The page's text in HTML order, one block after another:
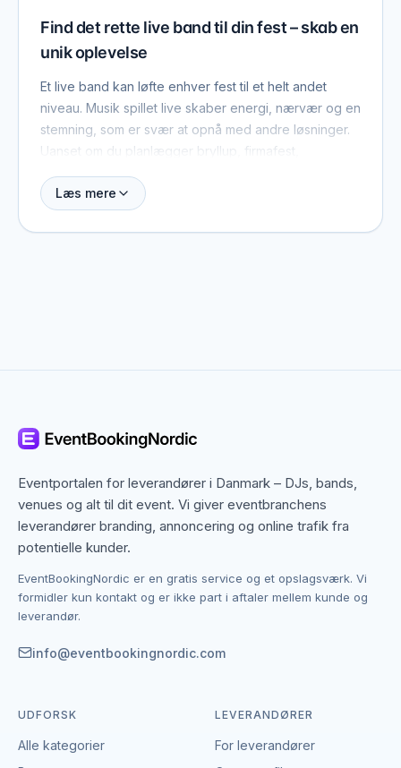
Find det rette live band til din fest – skab en
unik oplevelse
Et live band kan løfte enhver fest til et helt andet
niveau. Musik spillet live skaber energi, nærvær og en
stemning, som er svær at opnå med andre løsninger.
Uanset om du planlægger bryllup, firmafest,
band gøre forskellen på en god aften og en
uforglemmelig oplevelse.
Mange vælger et band, der kan spille både under
Et bryllupsband kan typisk tilpasse sig forskellige dele
af dagen og spille alt fra rolig baggrundsmusik til
dansegulvsvenlige hits. Det giver en
sammenhængende oplevelse, hvor musikken
understøtter hele dagen.
Live band til firmafest – professionel
underholdning
som ofte får flere på dansegulvet.
Læs mere
Eventportalen for leverandører i Danmark – DJs, bands,
venues og alt til dit event. Vi giver eventbranchens
leverandører branding, annoncering og online trafik fra
potentielle kunder.
EventBookingNordic er en gratis service og et opslagsværk. Vi
formidler kun kontakt og er ikke part i aftaler mellem kunde og
leverandør.
info@eventbookingnordic.com
UDFORSK
Alle kategorier
LEVERANDØRER
For leverandører